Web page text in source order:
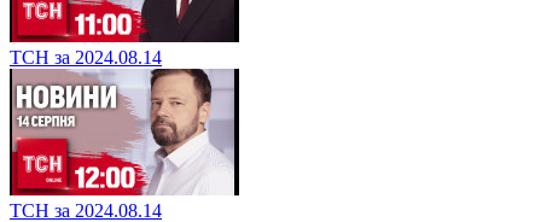
ТСН за 2024.08.14
ТСН за 2024.08.14